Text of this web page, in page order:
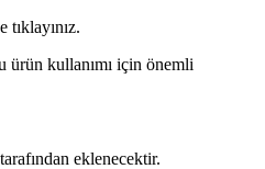
ürün kullanımı için önemli
eklenecektir.